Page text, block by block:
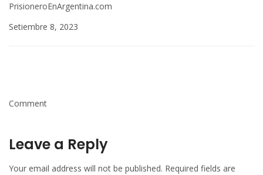
PrisioneroEnArgentina.com
Setiembre 8, 2023
Comment
Leave a Reply
Your email address will not be published. Required fields are